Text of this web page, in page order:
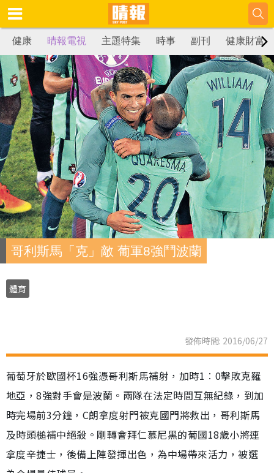
健康 晴報電視 主題特集 時事 副刊 健康財富
哥利斯馬「克」敵 葡軍8強鬥波蘭
體育
發佈時間: 2016/06/27
葡萄牙於歐國杯16強憑哥利斯馬補射，加時1︰0擊敗克羅
地亞，8強對手會是波蘭。兩隊在法定時間互無紀錄，到加
時完場前3分鐘，C朗拿度射門被克國門將救出，哥利斯馬
及時頭槌補中絕殺。剛轉會拜仁慕尼黑的葡國18歲小將連
拿度辛捷士，後備上陣發揮出色，為中場帶來活力，被選